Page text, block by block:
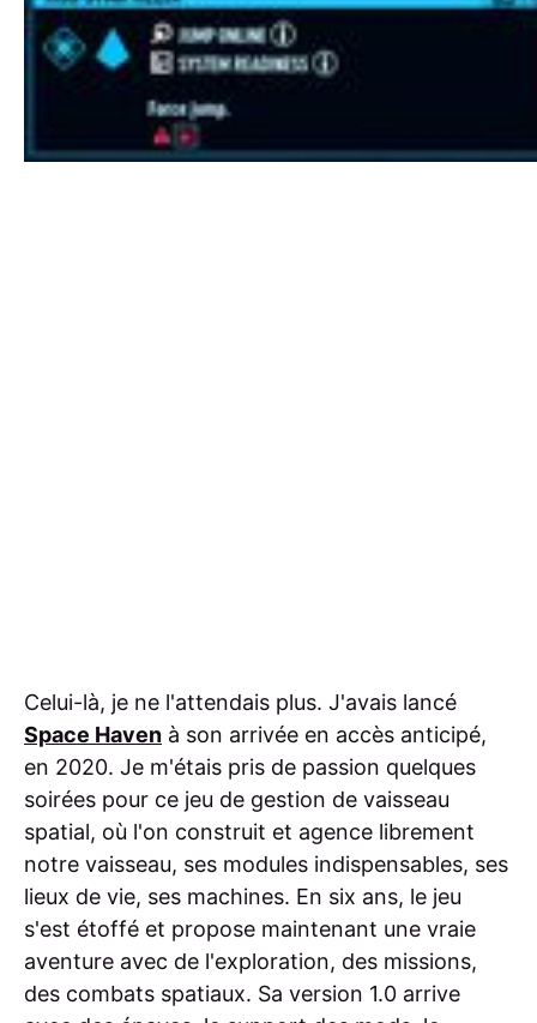
Celui-là, je ne l'attendais plus. J'avais lancé
Space Haven à son arrivée en accès anticipé,
en 2020. Je m'étais pris de passion quelques
soirées pour ce jeu de gestion de vaisseau
spatial, où l'on construit et agence librement
notre vaisseau, ses modules indispensables, ses
lieux de vie, ses machines. En six ans, le jeu
s'est étoffé et propose maintenant une vraie
aventure avec de l'exploration, des missions,
des combats spatiaux. Sa version 1.0 arrive